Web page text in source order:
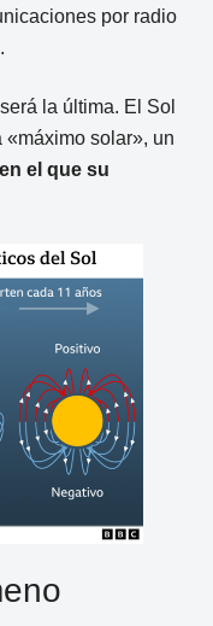
por radio
la última. El Sol
solar», un
el que su